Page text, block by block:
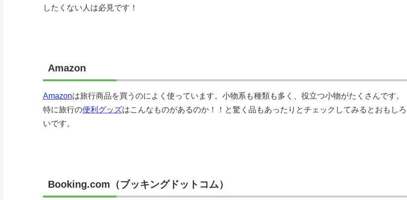
したくない人は必見です！
Amazon
Amazonは旅行商品を買うのによく使っています。小物系も種類も多く、役立つ小物がたくさんです。
特に旅行の便利グッズはこんなものがあるのか！！と驚く品もあったりとチェックしてみるとおもしろ
いです。
Booking.com（ブッキングドットコム）